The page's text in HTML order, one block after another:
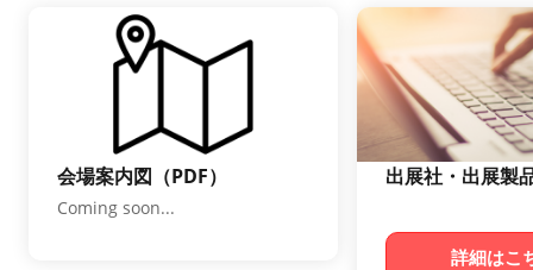
会場案内図（PDF）
Coming soon...
出展社・出展製
詳細はこ